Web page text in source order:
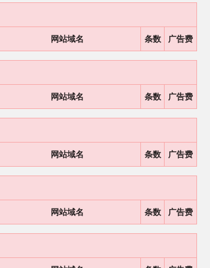
网站域名 条数 广告费
网站域名 条数 广告费
网站域名 条数 广告费
网站域名 条数 广告费